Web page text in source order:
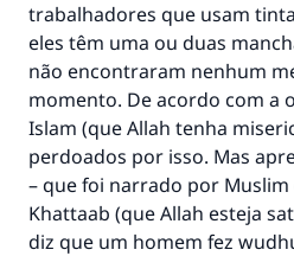
trabalhadores que usam
eles têm uma ou duas
não encontraram nenhum
momento. De acordo com a
Islam (que Allah tenha
perdoados por isso. Mas
– que foi narrado por
Khattaab (que Allah esteja
diz que um homem fez
"Quem quer que
que é bom receberá a
que aqueles
(MUSLIM,